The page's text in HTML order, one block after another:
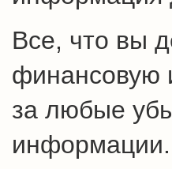
Все, что вы
финансовую
за любые
информации.